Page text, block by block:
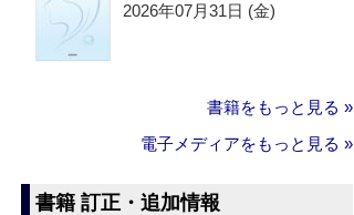
2026年07月31日 (金)
書籍をもっと見る »
電子メディアをもっと見る »
書籍 訂正・追加情報